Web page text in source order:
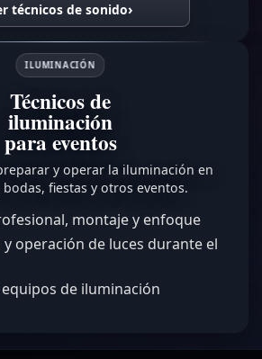
técnicos de sonido
ILUMINACIÓN
Técnicos de
iluminación
para eventos
y operar la iluminación en
fiestas y otros eventos.
montaje y enfoque
operación de luces durante el
de iluminación